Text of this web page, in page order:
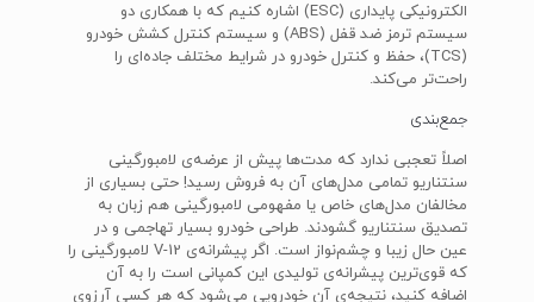
الکترونیکی پایداری (ESC) اشاره کنیم که با همکاری دو
سیستم ترمز ضد قفل (ABS) و سیستم کنترل کشش خودرو
(TCS)، حفظ و کنترل خودرو در شرایط مختلف جاده‌ای را
راحت‌تر می‌کند.
جمع‌بندی
اصلاً تعجبی ندارد که مدت‌ها پیش از عرضه‌ی لامبورگینی
سنتناریو تمامی مدل‌های آن به فروش رسید! حتی بسیاری از
مخالفان مدل‌های خاص یا مفهومی لامبورگینی هم زبان به
تصدیق سنتناریو گشودند. طراحی خودرو بسیار تهاجمی و در
عین حال زیبا و چشم‌نواز است. اگر پیشرانه‌ی V-12 لامبورگینی را
که قوی‌ترین پیشرانه‌ی تولیدی این کمپانی است را به آن
اضافه کنید، نتیجه‌ی آن خودرویی می‌شود که هر کسی آرزوی